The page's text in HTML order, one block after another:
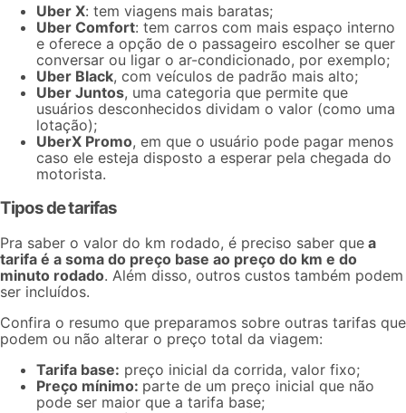
Uber X: tem viagens mais baratas;
Uber Comfort: tem carros com mais espaço interno
e oferece a opção de o passageiro escolher se quer
conversar ou ligar o ar-condicionado, por exemplo;
Uber Black, com veículos de padrão mais alto;
Uber Juntos, uma categoria que permite que
usuários desconhecidos dividam o valor (como uma
lotação);
UberX Promo, em que o usuário pode pagar menos
caso ele esteja disposto a esperar pela chegada do
motorista.
Tipos de tarifas
Pra saber o valor do km rodado, é preciso saber que a
tarifa é a soma do preço base ao preço do km e do
minuto rodado. Além disso, outros custos também podem
ser incluídos.
Confira o resumo que preparamos sobre outras tarifas que
podem ou não alterar o preço total da viagem:
Tarifa base: preço inicial da corrida, valor fixo;
Preço mínimo: parte de um preço inicial que não
pode ser maior que a tarifa base;